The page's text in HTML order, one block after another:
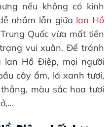
nếu không có kinh
nhầm lẫn giữa lan Hồ
Quốc vừa mất tiền
vui xuân. Để tránh
Hồ Điệp, mọi người
cây ẩm, lá xanh tươi,
màu sắc hoa tươi